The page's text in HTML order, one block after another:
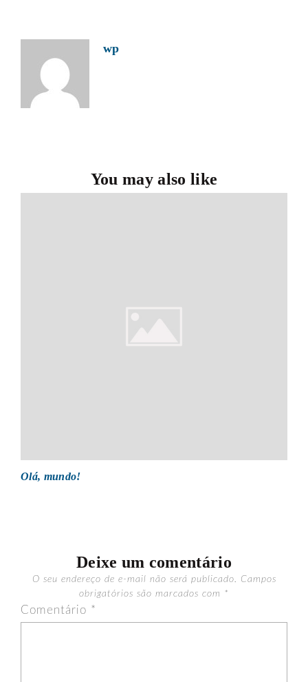
wp
You may also like
Olá, mundo!
Deixe um comentário
O seu endereço de e-mail não será publicado. Campos
obrigatórios são marcados com
*
Comentário *